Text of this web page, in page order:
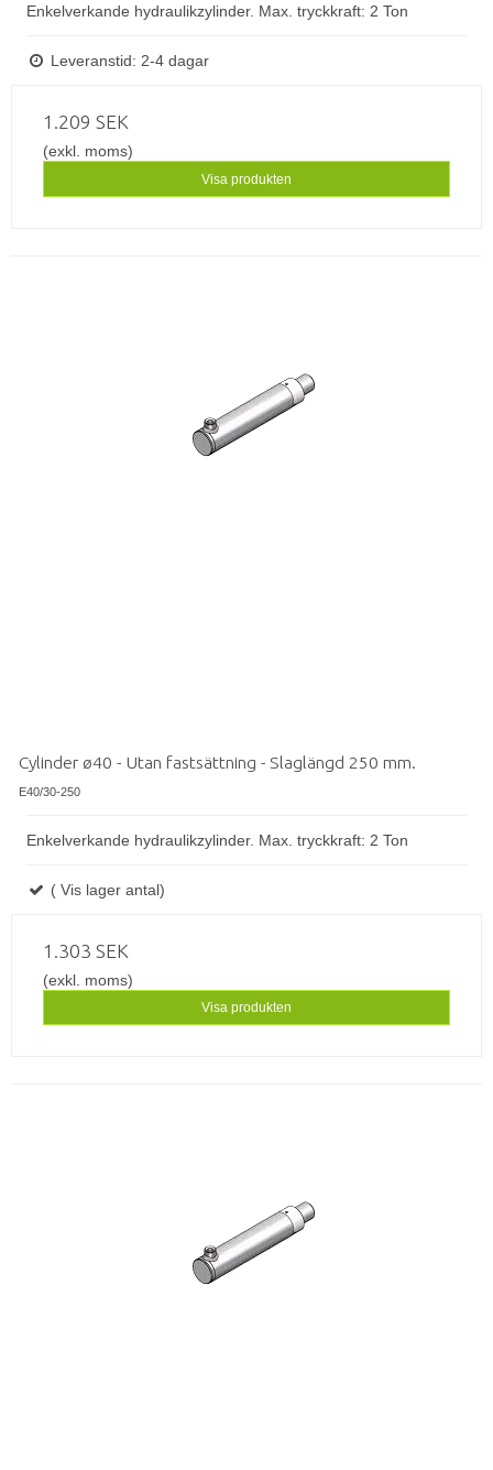
Enkelverkande hydraulikzylinder. Max. tryckkraft: 2 Ton
Leveranstid: 2-4 dagar
1.209 SEK
(exkl. moms)
Visa produkten
Cylinder ø40 - Utan fastsättning - Slaglängd 250 mm.
E40/30-250
Enkelverkande hydraulikzylinder. Max. tryckkraft: 2 Ton
( Vis lager antal)
1.303 SEK
(exkl. moms)
Visa produkten